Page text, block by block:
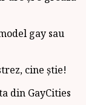
gay sau
cine știe!
din GayCities